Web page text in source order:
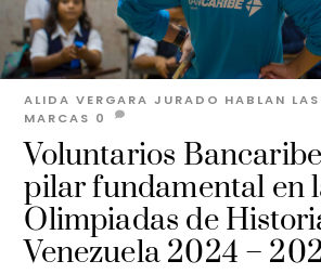
Voluntarios
pilar fundamental en
Olimpiadas de
Venezuela 2024 –
ALIDA VERGARA JURADO HABLAN LAS
MARCAS 0